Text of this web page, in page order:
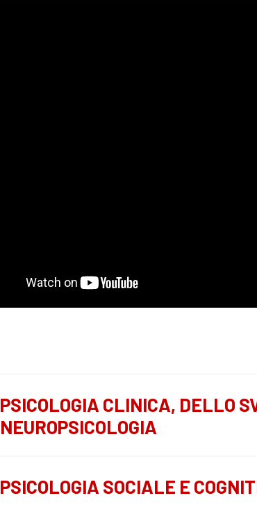
PSICOLOGIA CLINICA, DELLO
NEUROPSICOLOGIA
PSICOLOGIA SOCIALE E